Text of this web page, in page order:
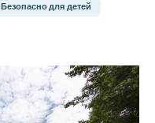
Безопасно для детей